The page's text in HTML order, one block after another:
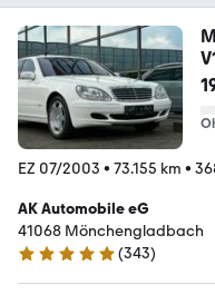
EZ 07/2003 • 73.155 km •
AK Automobile eG
41068 Mönchengladbach
4.9 Sterne
(343)